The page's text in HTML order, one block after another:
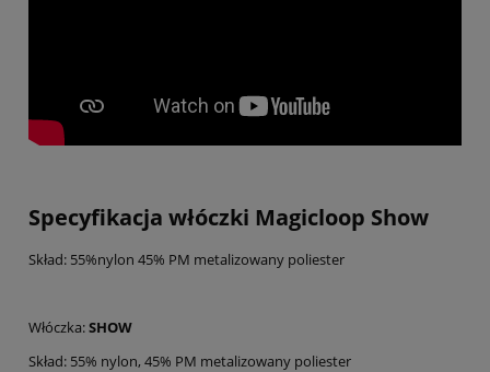
Specyfikacja włóczki Magicloop Show
Skład: 55%nylon 45% PM metalizowany poliester
Włóczka:SHOW
Skład: 55% nylon, 45% PM metalizowany poliester